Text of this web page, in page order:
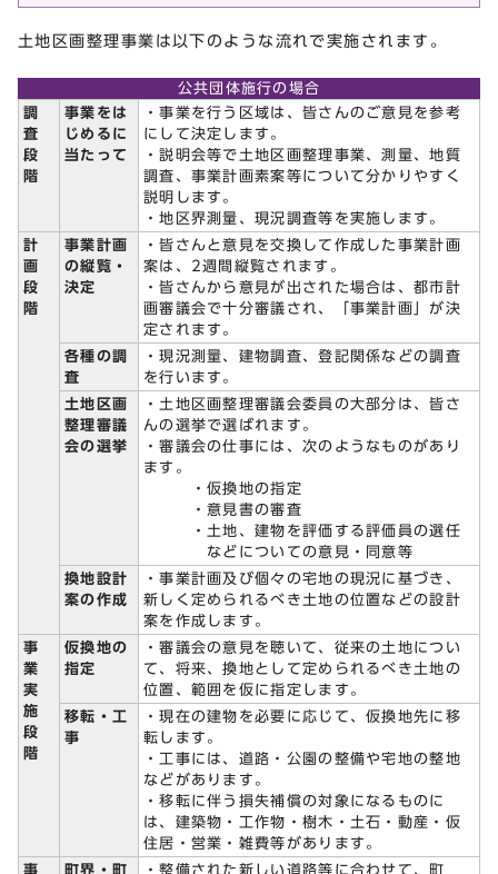
土地区画整理事業は以下のような流れで実施されます。
公共団体施行の場合
調
査
段
階
事業をは
じめるに
当たって
・事業を行う区域は、皆さんのご意見を参考
にして決定します。
・説明会等で土地区画整理事業、測量、地質
調査、事業計画素案等について分かりやすく
説明します。
・地区界測量、現況調査等を実施します。
計
画
段
階
事業計画
の縦覧・
決定
・皆さんと意見を交換して作成した事業計画
案は、2週間縦覧されます。
・皆さんから意見が出された場合は、都市計
画審議会で十分審議され、「事業計画」が決
定されます。
各種の調
査
・現況測量、建物調査、登記関係などの調査
を行います。
土地区画
整理審議
会の選挙
・土地区画整理審議会委員の大部分は、皆さ
んの選挙で選ばれます。
・審議会の仕事には、次のようなものがあり
ます。
・仮換地の指定
・意見書の審査
・土地、建物を評価する評価員の選任
などについての意見・同意等
換地設計
案の作成
・事業計画及び個々の宅地の現況に基づき、
新しく定められるべき土地の位置などの設計
案を作成します。
事
業
実
施
段
階
仮換地の
指定
・審議会の意見を聴いて、従来の土地につい
て、将来、換地として定められるべき土地の
位置、範囲を仮に指定します。
移転・工
事
・現在の建物を必要に応じて、仮換地先に移
転します。
・工事には、道路・公園の整備や宅地の整地
などがあります。
・移転に伴う損失補償の対象になるものに
は、建築物・工作物・樹木・土石・動産・仮
住居・営業・雑費等があります。
事
町界・町
・整備された新しい道路等に合わせて、町